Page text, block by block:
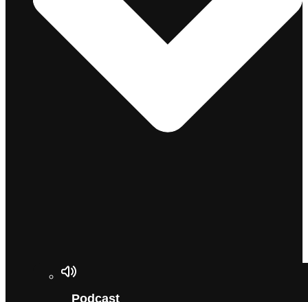
Podcast